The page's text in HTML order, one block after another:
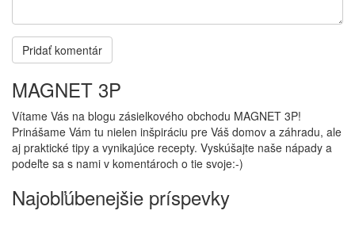
MAGNET 3P
Vítame Vás na blogu zásielkového obchodu MAGNET 3P!
Prinášame Vám tu nielen inšpiráciu pre Váš domov a záhradu, ale
aj praktické tipy a vynikajúce recepty. Vyskúšajte naše nápady a
podeľte sa s nami v komentároch o tie svoje:-)
Najobľúbenejšie príspevky